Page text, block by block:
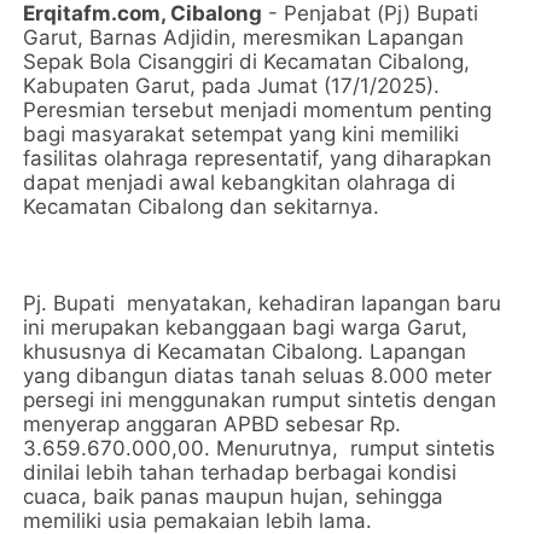
Erqitafm.com, Cibalong - Penjabat (Pj) Bupati
Garut, Barnas Adjidin, meresmikan Lapangan
Sepak Bola Cisanggiri di Kecamatan Cibalong,
Kabupaten Garut, pada Jumat (17/1/2025).
Peresmian tersebut menjadi momentum penting
bagi masyarakat setempat yang kini memiliki
fasilitas olahraga representatif, yang diharapkan
dapat menjadi awal kebangkitan olahraga di
Kecamatan Cibalong dan sekitarnya.
Pj. Bupati menyatakan, kehadiran lapangan baru
ini merupakan kebanggaan bagi warga Garut,
khususnya di Kecamatan Cibalong. Lapangan
yang dibangun diatas tanah seluas 8.000 meter
persegi ini menggunakan rumput sintetis dengan
menyerap anggaran APBD sebesar Rp.
3.659.670.000,00. Menurutnya, rumput sintetis
dinilai lebih tahan terhadap berbagai kondisi
cuaca, baik panas maupun hujan, sehingga
memiliki usia pemakaian lebih lama.